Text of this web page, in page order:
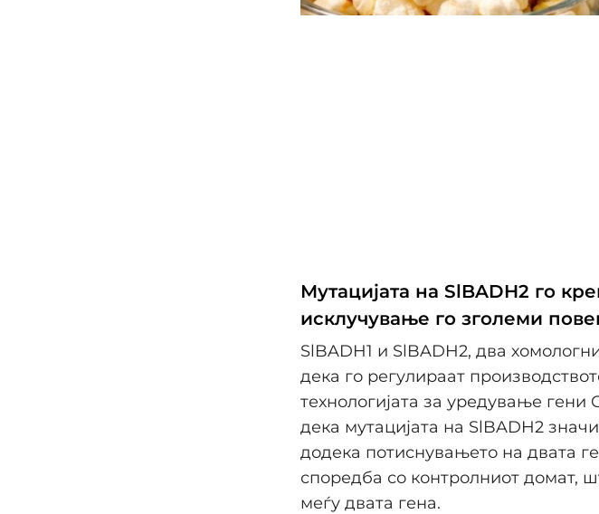
Мутацијата на SlBADH2 го
исклучување го зголеми
SlBADH1 и SlBADH2, два
дека го регулираат
технологијата за уредување гени
дека мутацијата на SlBADH2
додека потиснувањето на двата
споредба со контролниот домат,
меѓу двата гена.